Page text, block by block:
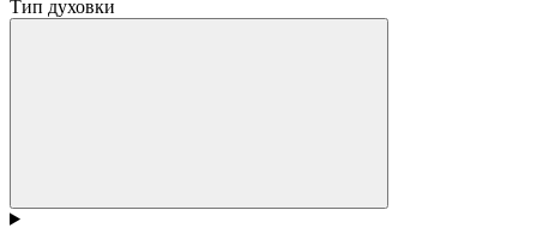
Тип духовки